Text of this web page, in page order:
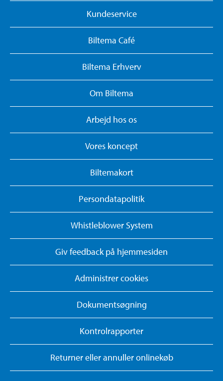
Kundeservice
Biltema Café
Biltema Erhverv
Om Biltema
Arbejd hos os
Vores koncept
Biltemakort
Persondatapolitik
Whistleblower System
Giv feedback på hjemmesiden
Administrer cookies
Dokumentsøgning
Kontrolrapporter
Returner eller annuller onlinekøb